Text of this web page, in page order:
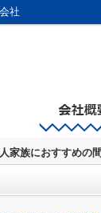
社
家族におすすめの